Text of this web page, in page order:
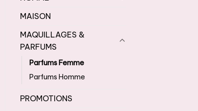
MAISON
MAQUILLAGES &
PARFUMS
Parfums Femme
Parfums Homme
PROMOTIONS